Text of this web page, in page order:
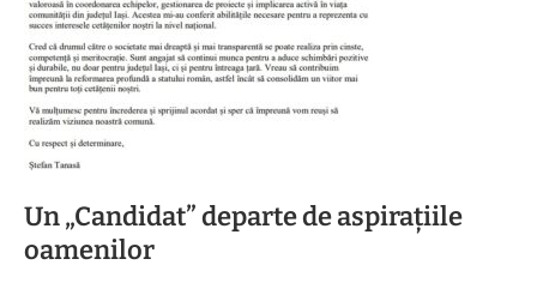
Un „Candidat” departe de aspirațiile
oamenilor